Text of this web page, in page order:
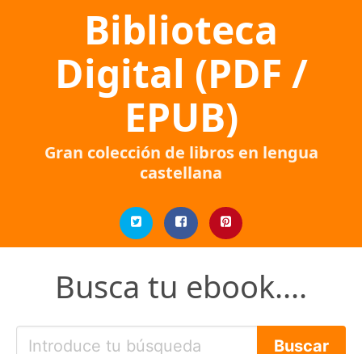
Biblioteca
Digital (PDF /
EPUB)
Gran colección de libros en lengua
castellana
Busca tu ebook....